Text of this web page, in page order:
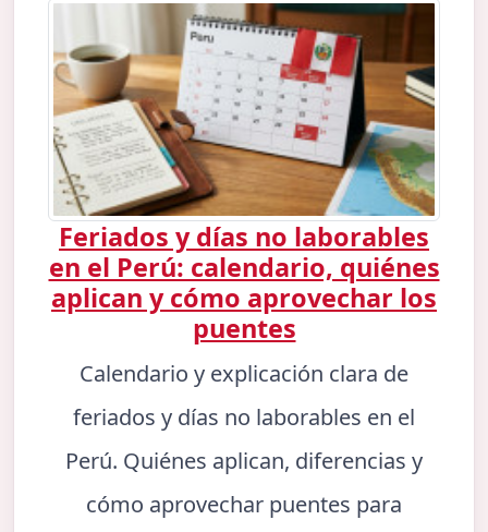
Feriados y días no laborables
en el Perú: calendario, quiénes
aplican y cómo aprovechar los
puentes
Calendario y explicación clara de
feriados y días no laborables en el
Perú. Quiénes aplican, diferencias y
cómo aprovechar puentes para